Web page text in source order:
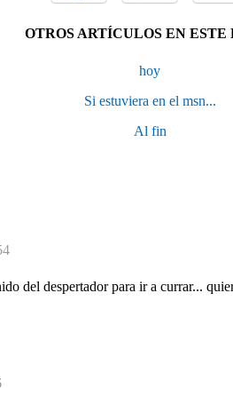
OTROS ARTÍCULOS EN ESTE
hoy
Si estuviera en el msn...
Al fin
del despertador para ir a currar...